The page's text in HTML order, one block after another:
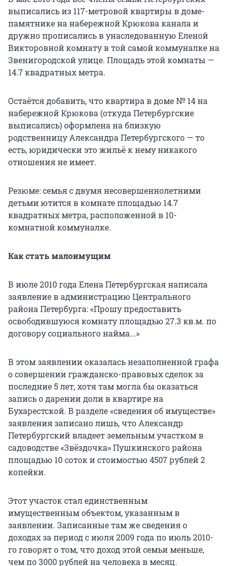
выписались из 117-метровой квартиры в доме-
памятнике на набережной Крюкова канала и
дружно прописались в унаследованную Еленой
Викторовной комнату в той самой коммуналке на
Звенигородской улице. Площадь этой комнаты —
14.7 квадратных метра.
Остаётся добавить, что квартира в доме № 14 на
набережной Крюкова (откуда Петербургские
выписались) оформлена на близкую
родственницу Александра Петербургского — то
есть, юридически это жильё к нему никакого
отношения не имеет.
Резюме: семья с двумя несовершеннолетними
детьми ютится в комнате площадью 14.7
квадратных метра, расположенной в 10-
комнатной коммуналке.
Как стать малоимущим
В июле 2010 года Елена Петербургская написала
заявление в администрацию Центрального
района Петербурга: «Прошу предоставить
освободившуюся комнату площадью 27.3 кв.м. по
договору социального найма...»
В этом заявлении оказалась незаполненной графа
о совершении гражданско-правовых сделок за
последние 5 лет, хотя там могла бы оказаться
запись о дарении доли в квартире на
Бухарестской. В разделе «сведения об имуществе»
заявления записано лишь, что Александр
Петербургский владеет земельным участком в
садоводстве «Звёздочка» Пушкинского района
площадью 10 соток и стоимостью 4507 рублей 2
копейки.
Этот участок стал единственным
имущественным объектом, указанным в
заявлении. Записанные там же сведения о
доходах за период с июля 2009 года по июль 2010-
го говорят о том, что доход этой семьи меньше,
чем по 3000 рублей на человека в месяц.